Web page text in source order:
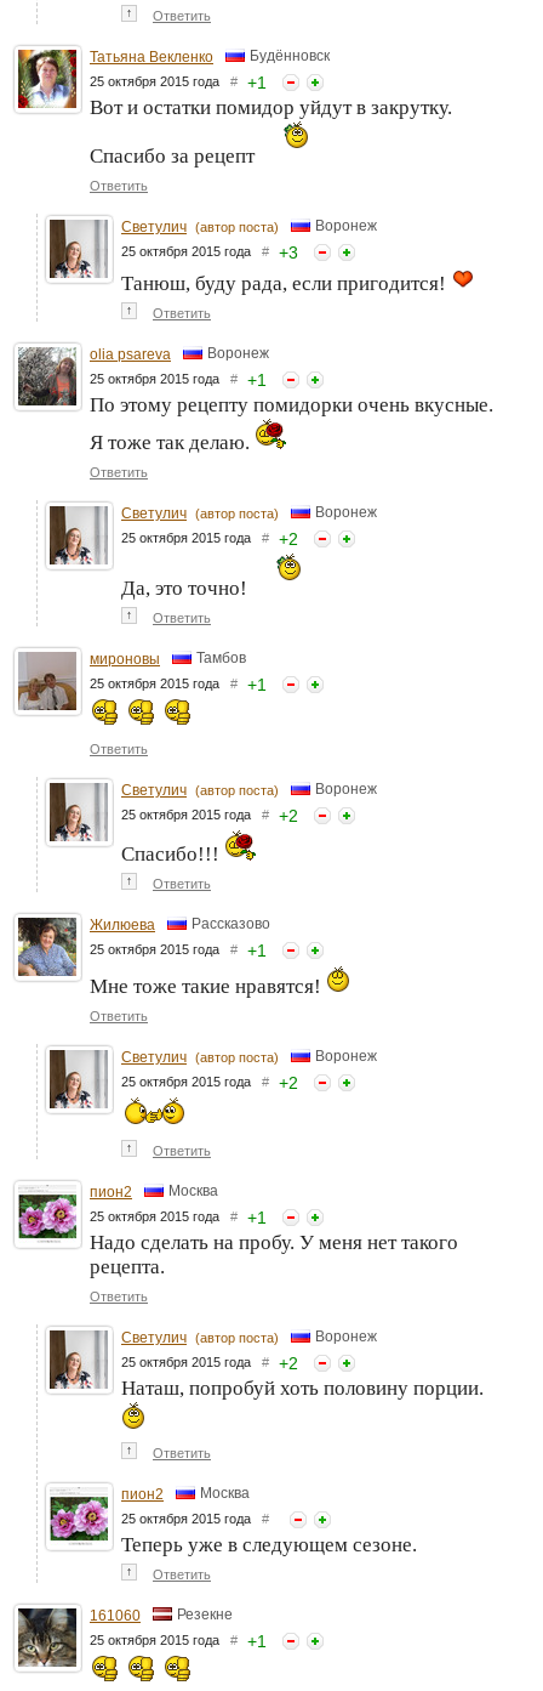
↑ Ответить
Татьяна Векленко Будённовск
25 октября 2015 года # +1
Вот и остатки помидор уйдут в закрутку.
Спасибо за рецепт
Ответить
Светулич (автор поста) Воронеж
25 октября 2015 года # +3
Танюш, буду рада, если пригодится!
↑ Ответить
olia psareva Воронеж
25 октября 2015 года # +1
По этому рецепту помидорки очень вкусные.
Я тоже так делаю.
Ответить
Светулич (автор поста) Воронеж
25 октября 2015 года # +2
Да, это точно!
↑ Ответить
мироновы Тамбов
25 октября 2015 года # +1
Ответить
Светулич (автор поста) Воронеж
25 октября 2015 года # +2
Спасибо!!!
↑ Ответить
Жилюева Рассказово
25 октября 2015 года # +1
Мне тоже такие нравятся!
Ответить
Светулич (автор поста) Воронеж
25 октября 2015 года # +2
↑ Ответить
пион2 Москва
25 октября 2015 года # +1
Надо сделать на пробу. У меня нет такого
рецепта.
Ответить
Светулич (автор поста) Воронеж
25 октября 2015 года # +2
Наташ, попробуй хоть половину порции.
↑ Ответить
пион2 Москва
25 октября 2015 года #
Теперь уже в следующем сезоне.
↑ Ответить
161060 Резекне
25 октября 2015 года # +1